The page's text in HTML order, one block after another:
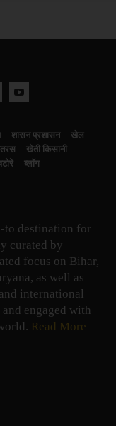
शासन प्रशासन
खेल
खेती किसानी
ब्लॉग
to destination for
curated by
focus on Bihar,
as well as
international
engaged with
Read More